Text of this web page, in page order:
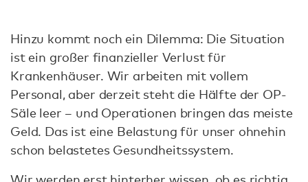
Hinzu kommt noch ein Dilemma: Die Situation
ist ein großer finanzieller Verlust für
Krankenhäuser. Wir arbeiten mit vollem
Personal, aber derzeit steht die Hälfte der OP-
Säle leer – und Operationen bringen das meiste
Geld. Das ist eine Belastung für unser ohnehin
schon belastetes Gesundheitssystem.